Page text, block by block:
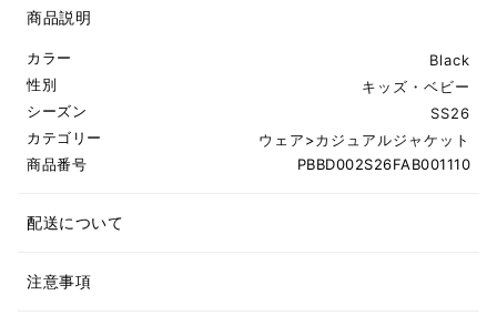
商品説明
カラー
Black
性別
キッズ・ベビー
シーズン
SS26
カテゴリー
ウェア>カジュアルジャケット
商品番号
PBBD002S26FAB001110
配送について
注意事項